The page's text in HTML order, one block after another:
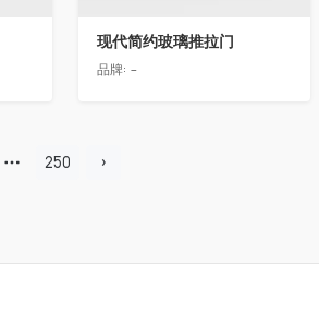
现代简约玻璃推拉门
品牌: -
250